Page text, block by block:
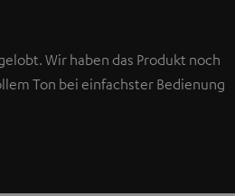
Wir haben das Produkt noch
Ton bei einfachster Bedienung